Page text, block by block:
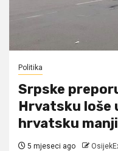
Politika
Srpske
Hrvatsku loše
hrvatsku
5 mjeseci ago